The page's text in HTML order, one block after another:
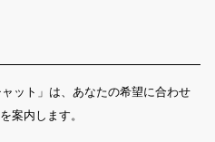
ット」は、あなたの希望に合わせ
案内します。